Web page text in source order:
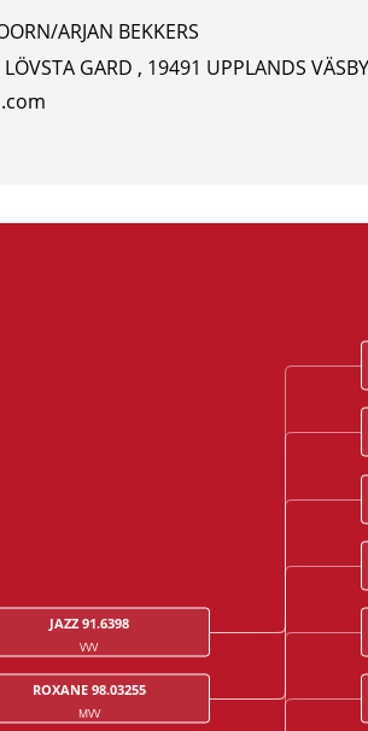
ARJAN BEKKERS
LÖVSTA GARD , 19491 UPPLANDS
JAZZ 91.6398
VVV
ROXANE 98.03255
MVV